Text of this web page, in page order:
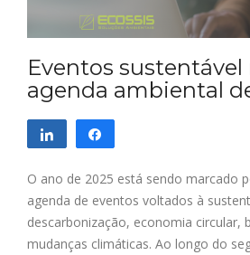
Eventos sustentável
agenda ambiental
Compartilhar
O ano de 2025 está sendo marcado
agenda de eventos voltados à
descarbonização, economia circular,
mudanças climáticas. Ao longo do